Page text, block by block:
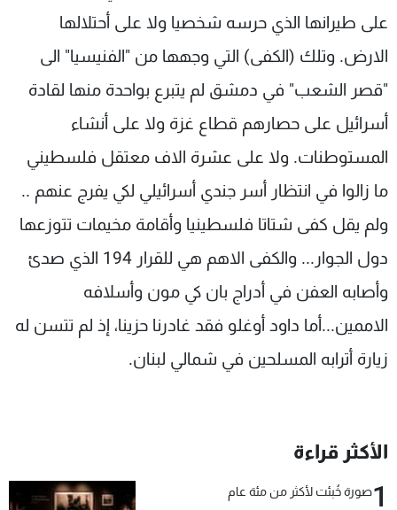
على طيرانها الذي حرسه شخصيا ولا على أحتلالها
الارض. وتلك (الكفى) التي وجهها من "الفنيسيا" الى
"قصر الشعب" في دمشق لم يتبرع بواحدة منها لقادة
أسرائيل على حصارهم قطاع غزة ولا على أنشاء
المستوطنات. ولا على عشرة الاف معتقل فلسطيني
ما زالوا في انتظار أسر جندي أسرائيلي لكي يفرج عنهم ..
ولم يقل كفى شتاتا فلسطينيا وأقامة مخيمات تتوزعها
دول الجوار... والكفى الاهم هي للقرار 194 الذي صدئ
وأصابه العفن في أدراج بان كي مون وأسلافه
الاممين...أما داود أوغلو فقد غادرنا حزينا، إذ لم تتسن له
زيارة أترابه المسلحين في شمالي لبنان.
الأكثر قراءة
1صورة خُبئت لأكثر من مئة عام